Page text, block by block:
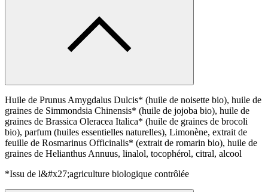
Huile de Prunus Amygdalus Dulcis* (huile de noisette bio), huile de
graines de Simmondsia Chinensis* (huile de jojoba bio), huile de
graines de Brassica Oleracea Italica* (huile de graines de brocoli
bio), parfum (huiles essentielles naturelles), Limonène, extrait de
feuille de Rosmarinus Officinalis* (extrait de romarin bio), huile de
graines de Helianthus Annuus, linalol, tocophérol, citral, alcool
*Issu de l&#x27;agriculture biologique contrôlée